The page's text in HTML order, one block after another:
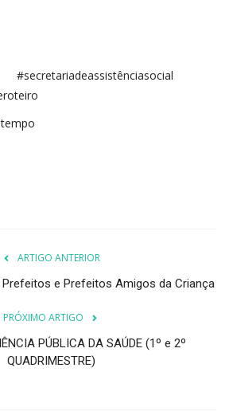
#secretariadeassistênciasocial
ARTIGO ANTERIOR
e Prefeitos Amigos da Criança
PRÓXIMO ARTIGO
PÚBLICA DA SAÚDE (1º e 2º
QUADRIMESTRE)